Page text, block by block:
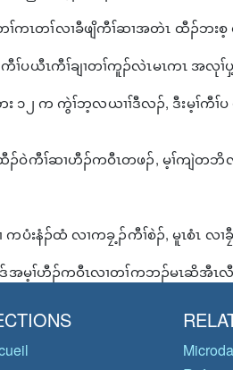
ၢ်ကၤတၢ်လၢခီဖျိကီၢ်ဆၢအတဲၤ ထီၣ်ဘး
ပယီၤကီၢ်ချၢတၢ်ကူၣ်လဲၤမၤကၤ အလုၢ်ပှ့
၂ က ကွဲၢ်ဘ့လယၢၢ်ဒီလၣ်, ဒီးမ့ၢ်ကီၢ်ပ
ထီၣ်ဝဲကီၢ်ဆၢဟီၣ်ကဝီၤတဖၣ်, မ့ၢ်ကျဲတ
ပံးနံၣ်ထံ လၢကခၠ့ၣ်ကီၢ်စဲၣ်, မူၤစံၤ လၢ
ဒ်အမ့ၢ်ဟီၣ်ကဝီၤလၢတၢ်ကဘၣ်မၤဆိအီၤလီ